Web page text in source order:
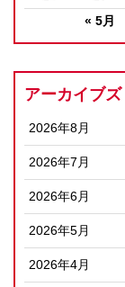
« 5月
アーカイブズ
2026年8月
2026年7月
2026年6月
2026年5月
2026年4月